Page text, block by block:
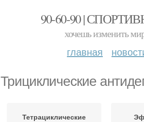
90-60-90 |
хочешь изменить
главная
Трициклические
Тетрациклические